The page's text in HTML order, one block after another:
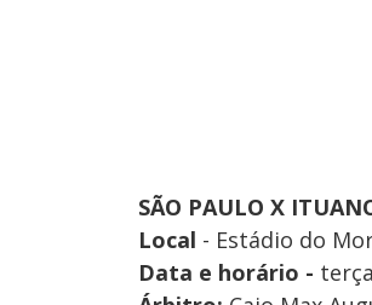
SÃO PAULO X
Local - Estádio do
Data e horário -